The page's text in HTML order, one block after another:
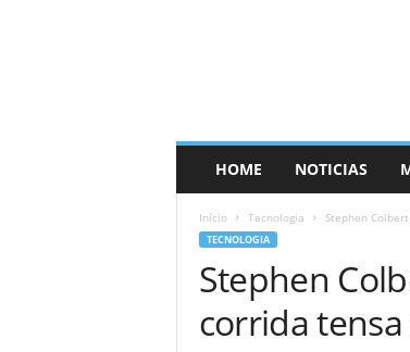
HOME NOTICIAS
Início Tecnologia Stephen
TECNOLOGIA
Stephen
corrida